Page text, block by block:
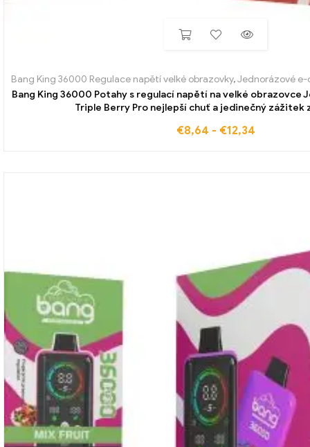
Bang King 36000 Regulace napětí velké obrazovky,Jednorázové
Bang King 36000 Potahy s regulací napětí na velké obrazovce
Triple Berry Pro nejlepší chuť a jedinečný zážitek
€8,64 - €12,34